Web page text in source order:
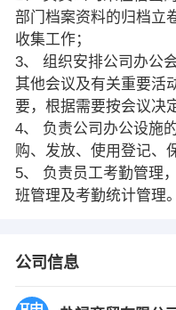
部门档案资料的归档立
收集工作；
3、 组织安排公司办公
其他会议及有关重要活
要，根据需要按会议决
4、 负责公司办公设施
购、发放、使用登记、
5、 负责员工考勤管理
班管理及考勤统计管理。
公司信息